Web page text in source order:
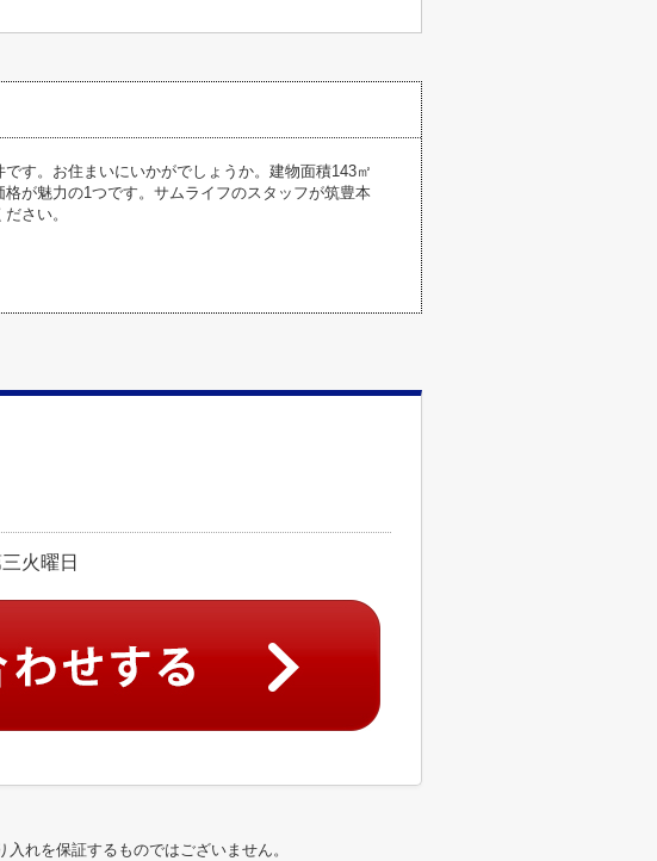
す。お住まいにいかがでしょうか。建物面積143㎡
が魅力の1つです。サムライフのスタッフが筑豊本
さい。
火曜日
れを保証するものではございません。